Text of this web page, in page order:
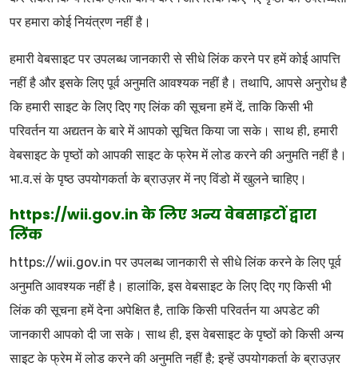
पर हमारा कोई नियंत्रण नहीं है।
हमारी वेबसाइट पर उपलब्ध जानकारी से सीधे लिंक करने पर हमें कोई आपत्ति
नहीं है और इसके लिए पूर्व अनुमति आवश्यक नहीं है। तथापि, आपसे अनुरोध है
कि हमारी साइट के लिए दिए गए लिंक की सूचना हमें दें, ताकि किसी भी
परिवर्तन या अद्यतन के बारे में आपको सूचित किया जा सके। साथ ही, हमारी
वेबसाइट के पृष्ठों को आपकी साइट के फ्रेम में लोड करने की अनुमति नहीं है।
भा.व.सं के पृष्ठ उपयोगकर्ता के ब्राउज़र में नए विंडो में खुलने चाहिए।
https://wii.gov.in के लिए अन्य वेबसाइटों द्वारा
लिंक
https://wii.gov.in पर उपलब्ध जानकारी से सीधे लिंक करने के लिए पूर्व
अनुमति आवश्यक नहीं है। हालांकि, इस वेबसाइट के लिए दिए गए किसी भी
लिंक की सूचना हमें देना अपेक्षित है, ताकि किसी परिवर्तन या अपडेट की
जानकारी आपको दी जा सके। साथ ही, इस वेबसाइट के पृष्ठों को किसी अन्य
साइट के फ्रेम में लोड करने की अनुमति नहीं है; इन्हें उपयोगकर्ता के ब्राउज़र